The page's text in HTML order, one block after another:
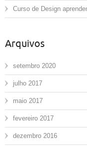
Curso de Design
Arquivos
setembro 2020
julho 2017
maio 2017
fevereiro 2017
dezembro 2016